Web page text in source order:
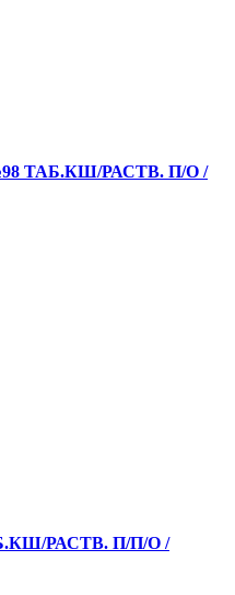
ТАБ.КШ/РАСТВ. П/О /
РАСТВ. П/П/О /